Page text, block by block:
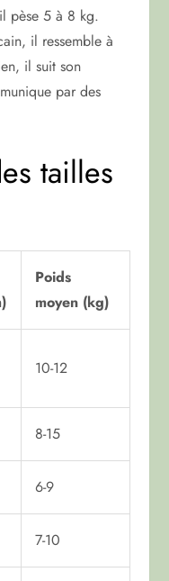
pèse 5 à 8 kg.
il ressemble à
il suit son
par des
tailles
Poids
moyen (kg)
10-12
8-15
6-9
7-10